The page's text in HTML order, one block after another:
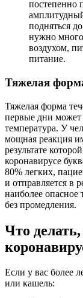
постепенно
подняться
нужно
воздухом,
питание.
Тяжелая
Тяжелая форма
первые дни может
температура. У
мощная реакция
результате
коронавирусе
80% легких,
и отправляется в
наиболее опасное
без промедления.
Что
Если у вас более
или кашель: